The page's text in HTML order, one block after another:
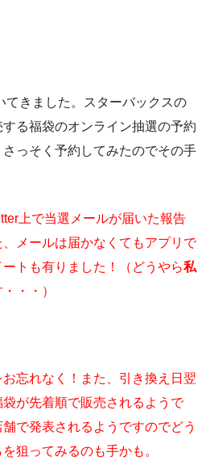
てきました。スターバックスの
る福袋のオンライン抽選の予約
っそく予約してみたのでその手
上で当選メールが届いた報告
メールは届かなくてもアプリで
トも有りました！（どうやら私
・・）
忘れなく！ また、引き換え日翌
が先着順で販売されるようで
で発表されるようですのでどう
狙ってみるのも手かも。